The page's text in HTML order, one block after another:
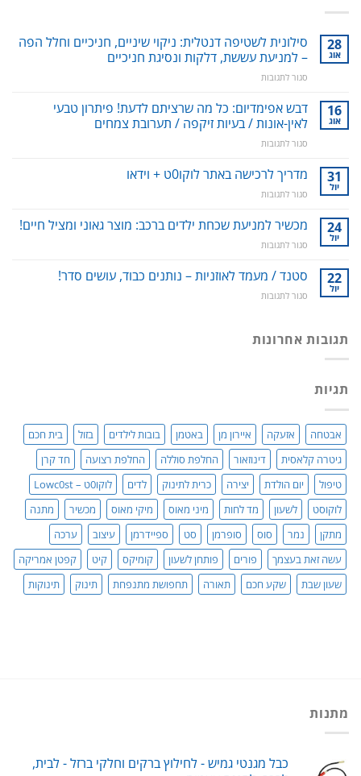
28
אוג
סילונית לשטיפה דנטלית: ניקוי שיניים, חניכיים וחלל הפה
– למניעת עששת, דלקות ונסיגת חניכיים
סגור לתגובותעל
לשטיפה
דנטלית:
ניקוי
שיניים,
וחלל
–
עששת,
דלקות
16
אוג
דבש אפימדיום: כל מה שרציתם לדעת! פיתרון טבעי
לאין-אונות / בעיות זיקפה / תערובת צמחים
סגור לתגובותעל
אפימדיום:
כל
מה
לדעת!
טבעי
/
בעיות
תערובת
צמחים
31
יול
מדריך לרכישה באתר לוקו0ט + וידאו
סגור לתגובותעל
לרכישה
באתר
וידאו
24
יול
מכשיר למניעת שכחת ילדים ברכב: מוצר גאוני ומציל חיים!
סגור לתגובותעל
למניעת
שכחת
ילדים
גאוני
22
יול
סטנד / מעמד לאוזניות – נותנים כבוד, עושים סדר!
סגור לתגובותעל
מעמדתגובות אחרונות
תגיות
אבטחה אזעקה איירון מן באטמן בובות לילדים בזול
בית חכם
גיטרה קלאסית
דינוזאור החלפת סוללה החלפת רצועה
חד קרן
טיפול
יום הולדת יצירה כרית לתינוק לדים
לוקו0ט – Lowc0st
לוקוסט
לשעון מד לחות מיני מאוס מיקי מאוס מכשיר
מתנה
מתקן
נמר סוס סופרמן סט ספיידרמן עיצוב
ערכה
עשה זאת בעצמך
פורים פותחן לשעון קומיקס קיט
קפטן אמריקה
שעון שבת
שקע חכם תאורה תחפושת מתנפחת תינוק תינוקות
מתנות
כבל מגנטי גמיש - לחילוץ ברקים וחלקי ברזל - לבית,